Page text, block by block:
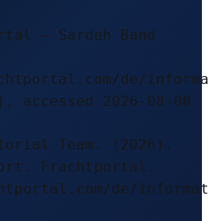
– Sardeh Band
de/
accessed 2026-08-08
Team. (2026).
Frachtportal.
de/